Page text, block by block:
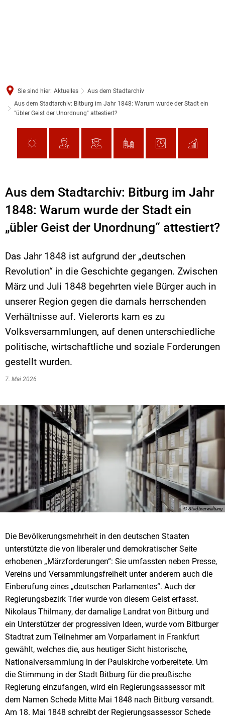
Sie sind hier: Aktuelles
Aus dem Stadtarchiv
Aus dem Stadtarchiv: Bitburg im Jahr 1848: Warum wurde der Stadt ein
"übler Geist der Unordnung" attestiert?
Aus dem Stadtarchiv: Bitburg im Jahr
1848: Warum wurde der Stadt ein
„übler Geist der Unordnung“ attestiert?
Das Jahr 1848 ist aufgrund der „deutschen
Revolution“ in die Geschichte gegangen. Zwischen
März und Juli 1848 begehrten viele Bürger auch in
unserer Region gegen die damals herrschenden
Verhältnisse auf. Vielerorts kam es zu
Volksversammlungen, auf denen unterschiedliche
politische, wirtschaftliche und soziale Forderungen
gestellt wurden.
7. Mai 2026
© Stadtverwaltung
Die Bevölkerungsmehrheit in den deutschen Staaten
unterstützte die von liberaler und demokratischer Seite
erhobenen „Märzforderungen“: Sie umfassten neben Presse,
Vereins und Versammlungsfreiheit unter anderem auch die
Einberufung eines „deutschen Parlamentes“. Auch der
Regierungsbezirk Trier wurde von diesem Geist erfasst.
Nikolaus Thilmany, der damalige Landrat von Bitburg und
ein Unterstützer der progressiven Ideen, wurde vom Bitburger
Stadtrat zum Teilnehmer am Vorparlament in Frankfurt
gewählt, welches die, aus heutiger Sicht historische,
Nationalversammlung in der Paulskirche vorbereitete. Um
die Stimmung in der Stadt Bitburg für die preußische
Regierung einzufangen, wird ein Regierungsassessor mit
dem Namen Schede Mitte Mai 1848 nach Bitburg versandt.
Am 18. Mai 1848 schreibt der Regierungsassessor Schede